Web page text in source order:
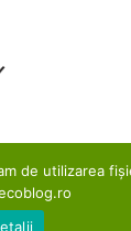
de utilizarea